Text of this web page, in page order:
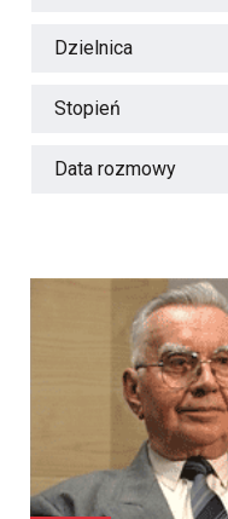
Dzielnica
Stopień
Data rozmowy